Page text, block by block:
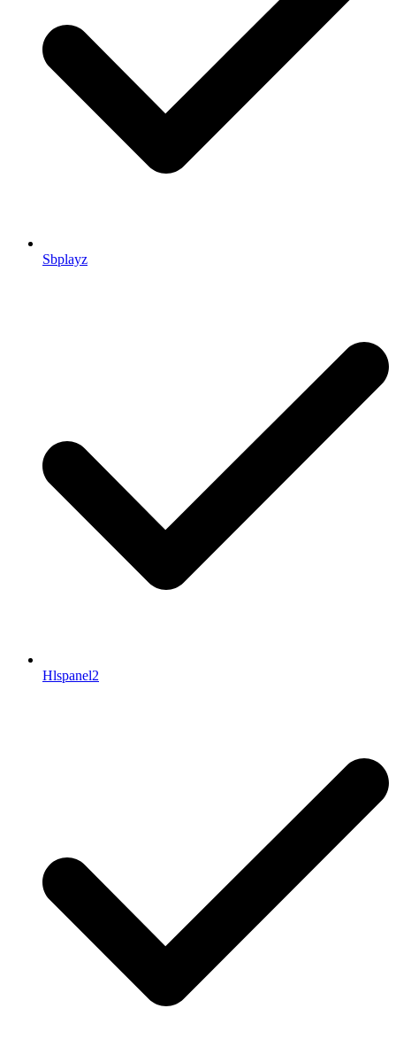
Sbplayz
Hlspanel2